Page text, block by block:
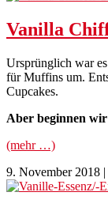
Vanilla
Ursprünglich war
für Muffins um.
Cupcakes.
Aber beginnen
(mehr …)
9. November 2018 |